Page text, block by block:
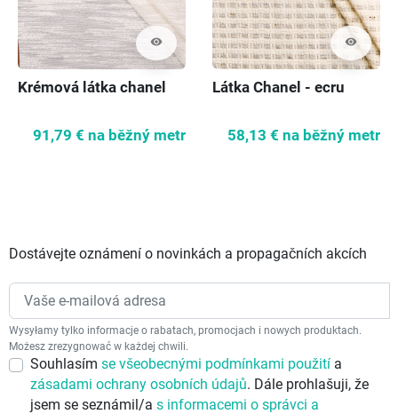
visibility
Krémová látka chanel
91,79 € na běžný metr
visibility
Látka Chanel - ecru
58,13 € na běžný metr
Dostávejte oznámení o novinkách a propagačních akcích
Wysyłamy tylko informacje o rabatach, promocjach i nowych produktach.
Możesz zrezygnować w każdej chwili.
Souhlasím se všeobecnými podmínkami použití a
zásadami ochrany osobních údajů. Dále prohlašuji, že
jsem se seznámil/a s informacemi o správci a